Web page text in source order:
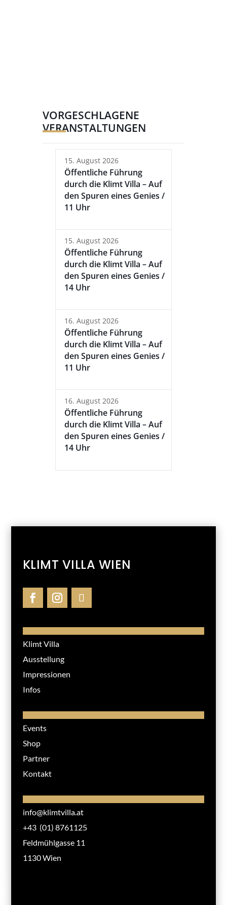
VORGESCHLAGENE
VERANSTALTUNGEN
15. August 2026
Öffentliche Führung
durch die Klimt Villa – Auf
den Spuren eines Genies /
11 Uhr
15. August 2026
Öffentliche Führung
durch die Klimt Villa – Auf
den Spuren eines Genies /
14 Uhr
16. August 2026
Öffentliche Führung
durch die Klimt Villa – Auf
den Spuren eines Genies /
11 Uhr
16. August 2026
Öffentliche Führung
durch die Klimt Villa – Auf
den Spuren eines Genies /
14 Uhr
KLIMT VILLA WIEN
Klimt Villa
Ausstellung
Impressionen
Infos
Events
Shop
Partner
Kontakt
info@klimtvilla.at
+43 (01) 8761125
Feldmühlgasse 11
1130 Wien